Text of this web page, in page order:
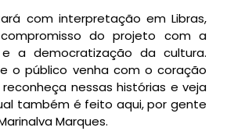
com interpretação em Libras,
do projeto com a
e a democratização da cultura.
o público venha com o coração
nessas histórias e veja
também é feito aqui, por gente
Marques.